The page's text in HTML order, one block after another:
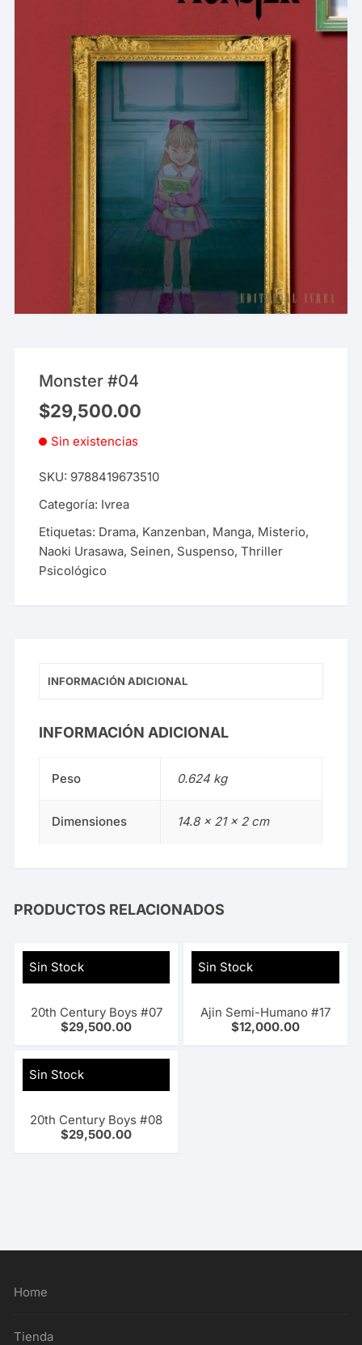
Monster #04
$29,500.00
Sin existencias
SKU: 9788419673510
Categoría: Ivrea
Etiquetas: Drama, Kanzenban, Manga, Misterio,
Naoki Urasawa, Seinen, Suspenso,Thriller
Psicológico
INFORMACIÓN ADICIONAL
INFORMACIÓN ADICIONAL
Peso 0.624 kg
Dimensiones 14.8 × 21 × 2 cm
PRODUCTOS RELACIONADOS
Sin Stock
20th Century Boys #07
$29,500.00
Sin Stock
Ajin Semi-Humano #17
$12,000.00
Sin Stock
20th Century Boys #08
$29,500.00
Home
Tienda